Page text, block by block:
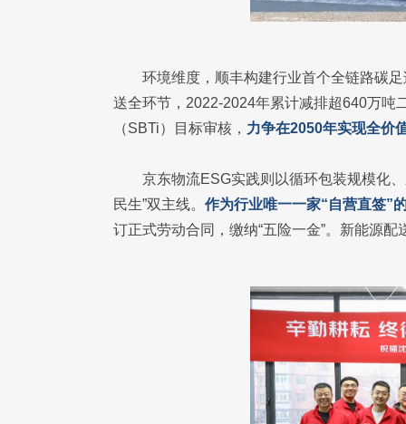
环境维度，顺丰构建行业首个全链路碳
送全环节，2022-2024年累计减排超640万吨
（SBTi）目标审核， 力争在2050年实现全价
京东物流ESG实践则以循环包装规模化
民生”双主线。 作为行业唯一一家“自营直签”
订正式劳动合同，缴纳“五险一金”。新能源